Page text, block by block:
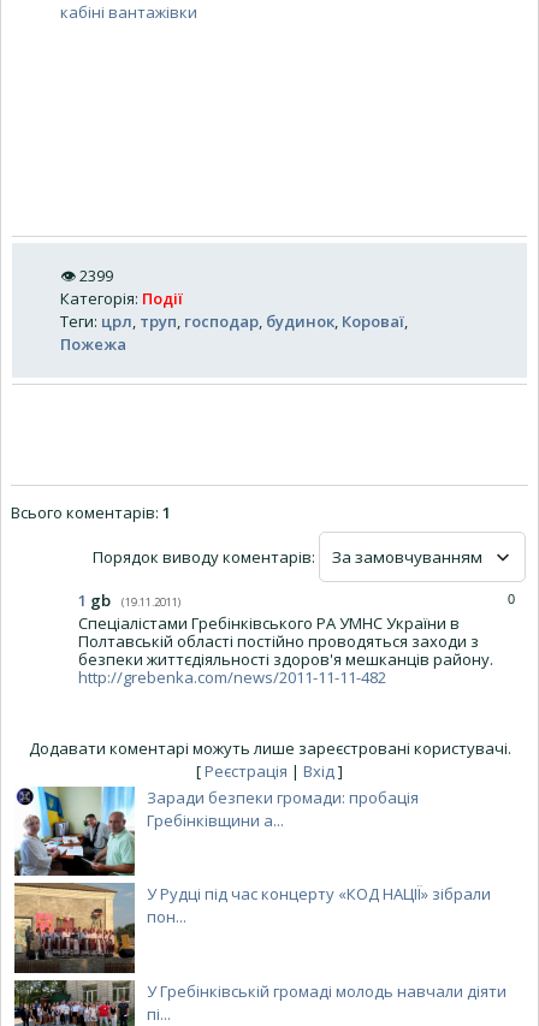
кабіні вантажівки
👁2399
Категорія: Події
Теги: црл труп господар будинок Короваї
Пожежа
Всього коментарів: 1
Порядок виводу коментарів:
0
1 gb (19.11.2011)
Спеціалістами Гребінківського РА УМНС України в
Полтавській області постійно проводяться заходи з
безпеки життєдіяльності здоров'я мешканців району.
http://grebenka.com/news/2011-11-11-482
Додавати коментарі можуть лише зареєстровані користувачі.
[Реєстрація | Вхід ]
Заради безпеки громади: пробація
Гребінківщини а...
У Рудці під час концерту «КОД НАЦІЇ» зібрали
пон...
У Гребінківській громаді молодь навчали діяти
пі...